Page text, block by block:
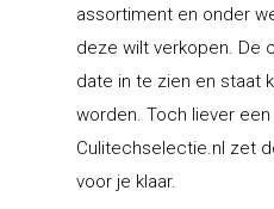
assortiment en onder
deze wilt verkopen. De
date in te zien en staat
worden. Toch liever
Culitechselectie.nl zet
voor je klaar.